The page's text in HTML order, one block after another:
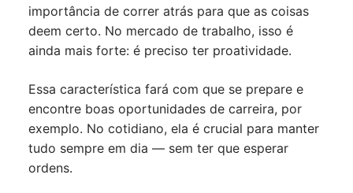
importância de correr atrás para que as coisas
deem certo. No mercado de trabalho, isso é
ainda mais forte: é preciso ter proatividade.
Essa característica fará com que se prepare e
encontre boas oportunidades de carreira, por
exemplo. No cotidiano, ela é crucial para manter
tudo sempre em dia — sem ter que esperar
ordens.